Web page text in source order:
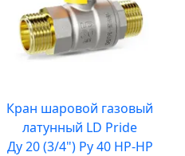
Кран шаровой газовый
латунный LD Pride
Ду 20 (3/4") Ру 40 НР-НР